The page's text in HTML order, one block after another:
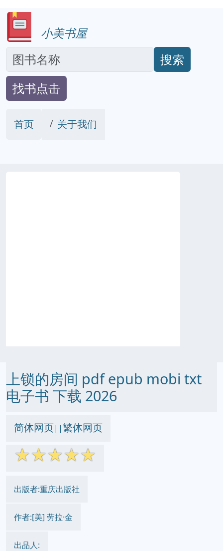
小美书屋
搜索
找书点击
首页 关于我们
上锁的房间 pdf epub mobi txt
电子书 下载 2026
简体网页||繁体网页
☆☆☆☆☆
出版者:重庆出版社
作者:[美] 劳拉·金
出品人: